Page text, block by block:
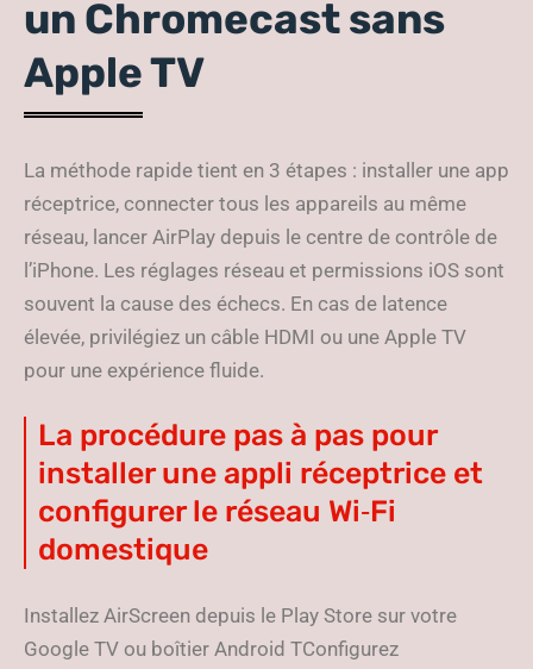
un Chromecast sans
Apple TV
La méthode rapide tient en 3 étapes : installer une app
réceptrice, connecter tous les appareils au même
réseau, lancer AirPlay depuis le centre de contrôle de
l’iPhone. Les réglages réseau et permissions iOS sont
souvent la cause des échecs. En cas de latence
élevée, privilégiez un câble HDMI ou une Apple TV
pour une expérience fluide.
La procédure pas à pas pour
installer une appli réceptrice et
configurer le réseau Wi‑Fi
domestique
Installez AirScreen depuis le Play Store sur votre
Google TV ou boîtier Android TConfigurez